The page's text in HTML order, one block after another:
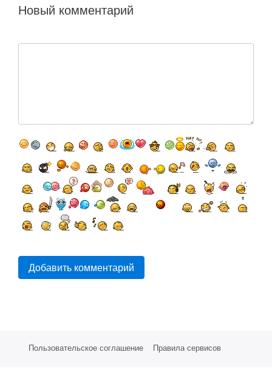
Новый комментарий
Добавить комментарий
Пользовательское соглашение
Правила сервисов